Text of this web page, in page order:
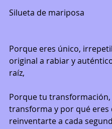
Silueta de mariposa
Porque eres único,
original a rabiar y
raíz,
Porque tu transformación,
transforma y por qué eres
reinventarte a cada